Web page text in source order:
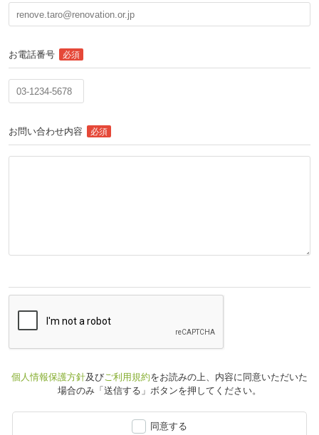
お電話番号 必須
お問い合わせ内容 必須
個人情報保護方針及びご利用規約をお読みの上、 内容に同意いただいた
場合のみ「送信する」ボタンを押してください。
同意する